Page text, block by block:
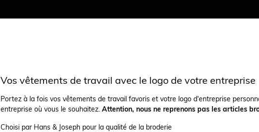
Vos vêtements de travail avec le logo de votre entreprise
Portez à la fois vos vêtements de travail favoris et votre logo d'entreprise
entreprise où vous le souhaitez.Attention, nous ne reprenons pas les articles
Choisi par Hans & Joseph pour la qualité de la broderie